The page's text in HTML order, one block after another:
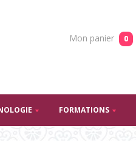
Mon panier 0
FORMATIONS